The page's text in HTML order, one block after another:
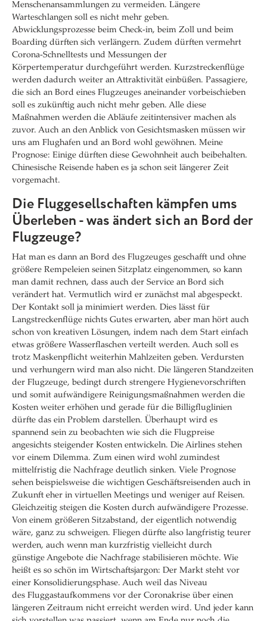
Menschenansammlungen zu vermeiden. Längere
Warteschlangen soll es nicht mehr geben.
Abwicklungsprozesse beim Check-in, beim Zoll und beim
Boarding dürften sich verlängern. Zudem dürften vermehrt
Corona-Schnelltests und Messungen der
Körpertemperatur durchgeführt werden. Kurzstreckenflüge
werden dadurch weiter an Attraktivität einbüßen. Passagiere,
die sich an Bord eines Flugzeuges aneinander vorbeischieben
soll es zukünftig auch nicht mehr geben. Alle diese
Maßnahmen werden die Abläufe zeitintensiver machen als
zuvor. Auch an den Anblick von Gesichtsmasken müssen wir
uns am Flughafen und an Bord wohl gewöhnen. Meine
Prognose: Einige dürften diese Gewohnheit auch beibehalten.
Chinesische Reisende haben es ja schon seit längerer Zeit
vorgemacht.
Die Fluggesellschaften kämpfen ums
Überleben - was ändert sich an Bord der
Flugzeuge?
Hat man es dann an Bord des Flugzeuges geschafft und ohne
größere Rempeleien seinen Sitzplatz eingenommen, so kann
man damit rechnen, dass auch der Service an Bord sich
verändert hat. Vermutlich wird er zunächst mal abgespeckt.
Der Kontakt soll ja minimiert werden. Dies lässt für
Langstreckenflüge nichts Gutes erwarten, aber man hört auch
schon von kreativen Lösungen, indem nach dem Start einfach
etwas größere Wasserflaschen verteilt werden. Auch soll es
trotz Maskenpflicht weiterhin Mahlzeiten geben. Verdursten
und verhungern wird man also nicht. Die längeren Standzeiten
der Flugzeuge, bedingt durch strengere Hygienevorschriften
und somit aufwändigere Reinigungsmaßnahmen werden die
Kosten weiter erhöhen und gerade für die Billigfluglinien
dürfte das ein Problem darstellen. Überhaupt wird es
spannend sein zu beobachten wie sich die Flugpreise
angesichts steigender Kosten entwickeln. Die Airlines stehen
vor einem Dilemma. Zum einen wird wohl zumindest
mittelfristig die Nachfrage deutlich sinken. Viele Prognose
sehen beispielsweise die wichtigen Geschäftsreisenden auch in
Zukunft eher in virtuellen Meetings und weniger auf Reisen.
Gleichzeitig steigen die Kosten durch aufwändigere Prozesse.
Von einem größeren Sitzabstand, der eigentlich notwendig
wäre, ganz zu schweigen. Fliegen dürfte also langfristig teurer
werden, auch wenn man kurzfristig vielleicht durch
günstige Angebote die Nachfrage stabilisieren möchte. Wie
heißt es so schön im Wirtschaftsjargon: Der Markt steht vor
einer Konsolidierungsphase. Auch weil das Niveau
des Fluggastaufkommens vor der Coronakrise über einen
längeren Zeitraum nicht erreicht werden wird. Und jeder kann